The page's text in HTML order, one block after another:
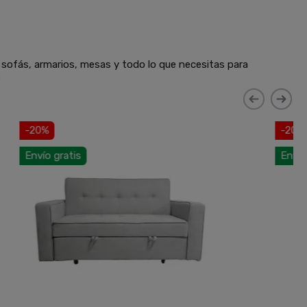
armarios, mesas y todo lo que necesitas para